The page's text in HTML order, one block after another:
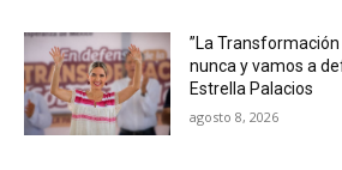
”La
nunca y vamos a
Estrella Palacios
agosto 8, 2026